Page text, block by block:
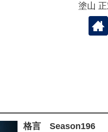
塗山
格言 Season196